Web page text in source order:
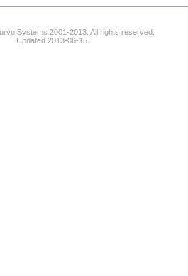
Systems 2001-2013. All rights reserved.
Updated 2013-06-15.